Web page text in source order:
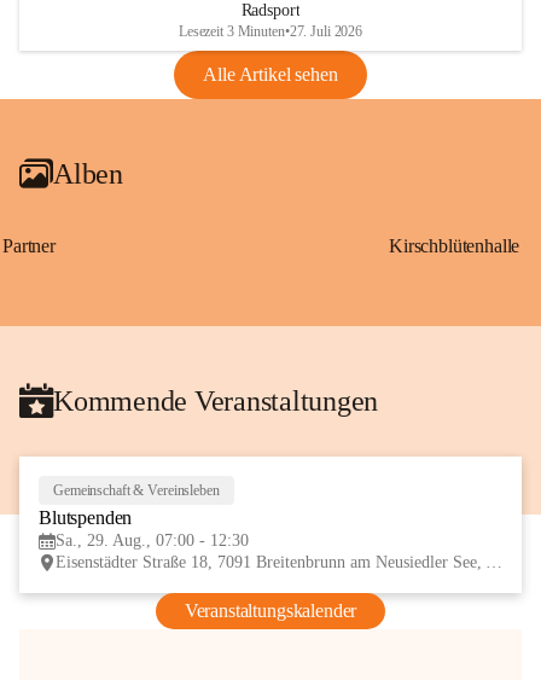
VBl. EU Nr. 18_2026
Radsport
Lesezeit 3 Minuten•27. Juli 2026
Alle Artikel sehen
Alben
Partner Kirschblütenhalle
Kommende Veranstaltungen
Gemeinschaft & Vereinsleben
Blutspenden
Sa., 29. Aug., 07:00 - 12:30
Eisenstädter Straße 18, 7091 Breitenbrunn am Neusiedler See, AUT
Veranstaltungskalender